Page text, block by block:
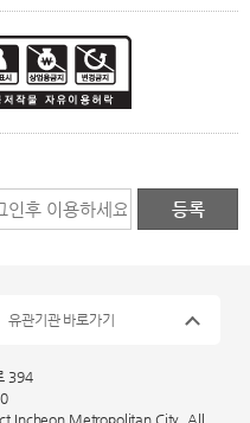
394
유관기관 바로가기